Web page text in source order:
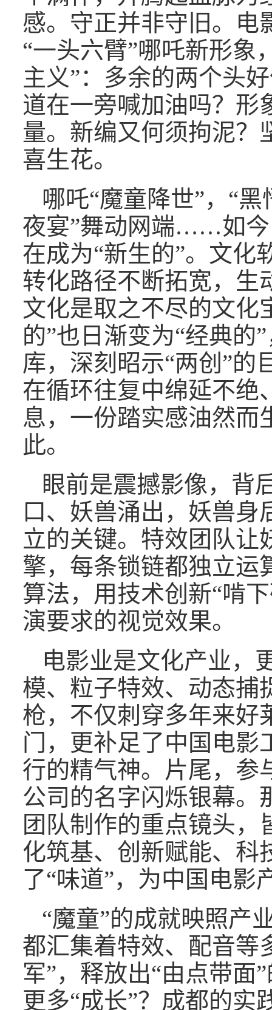
感。守正并非守旧。电
“一头六臂”哪吒新形象
主义”：多余的两个头
道在一旁喊加油吗？形
量。新编又何须拘泥？
喜生花。
哪吒“魔童降世”，“
夜宴”舞动网端……如今
在成为“新生的”。文化
转化路径不断拓宽，生
文化是取之不尽的文化
的”也日渐变为“经典的
库，深刻昭示“两创”的
在循环往复中绵延不绝
息，一份踏实感油然而
此。
眼前是震撼影像，背
口、妖兽涌出，妖兽
立的关键。特效团队让
擎，每条锁链都独立运
算法，用技术创新“啃
演要求的视觉效果。
电影业是文化产业，
模、粒子特效、动态
枪，不仅刺穿多年来好
门，更补足了中国电影
行的精气神。片尾，参
公司的名字闪烁银幕。
团队制作的重点镜头，
化筑基、创新赋能、科
了“味道”，为中国电影
“魔童”的成就映照产
都汇集着特效、配音等
军”，释放出“由点带面
更多“成长”？成都的实